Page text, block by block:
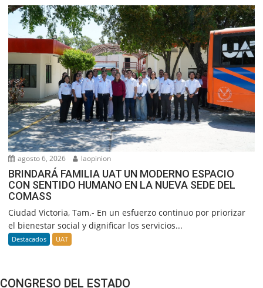
agosto 6, 2026 laopinion
BRINDARÁ FAMILIA UAT UN MODERNO ESPACIO
CON SENTIDO HUMANO EN LA NUEVA SEDE DEL
COMASS
Ciudad Victoria, Tam.- En un esfuerzo continuo por priorizar
el bienestar social y dignificar los servicios...
Destacados UAT
CONGRESO DEL ESTADO